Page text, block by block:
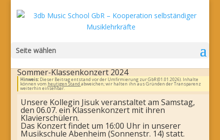
Seite wählen
Sommer-Klassenkonzert 2024
Hinweis:Dieser Beitrag entstand vor der Umfirmierung zur GbR (01.01.2026). Inhalte
können vom heutigen Stand abweichen; wir halten ihn aus Gründen der Transparenz
weiterhin einsehbar.
Unsere Kollegin Jisuk veranstaltet am Samstag,
den 06.07. ein Klassenkonzert mit ihren
Klavierschülern.
Das Konzert findet um 16:00 Uhr in unserer
Musikschule Abenheim (Sonnenstr. 14) statt.